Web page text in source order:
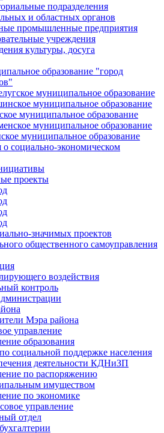
подразделения
и областных органов
промышленные предприятия
учреждения
культуры, досуга
образование "город
муниципальное образование
муниципальное образование
муниципальное образование
муниципальное образование
муниципальное образование
социально-экономическом
проекты
значимых проектов
общественного самоуправления
воздействия
контроль
Мэра района
управление
образования
социальной поддержке населения
деятельности КДНиЗП
по распоряжению
имуществом
по экономике
управление
отдел